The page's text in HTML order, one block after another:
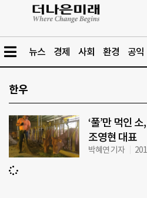
뉴스 경제 사회 환경 공익
한우
‘풀’만 먹인
조영현 대표
박혜연 기자